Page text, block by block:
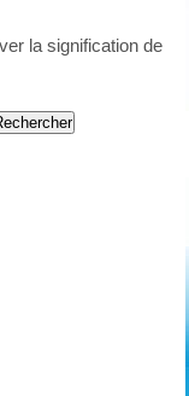
la signification de